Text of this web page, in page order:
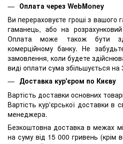
Оплата через WebMoney
Ви перераховуєте гроші з вашого
гаманець, або на
Оплата може також бути
комерційному банку. Не
замовлення, коли будете
виді оплати сума збільшується на
Доставка кур'єром по Києву
Вартість доставки основних
Вартість кур'єрської доставки в
менеджера.
Безкоштовна доставка в межах
на суму від 15 000 гривень (крім